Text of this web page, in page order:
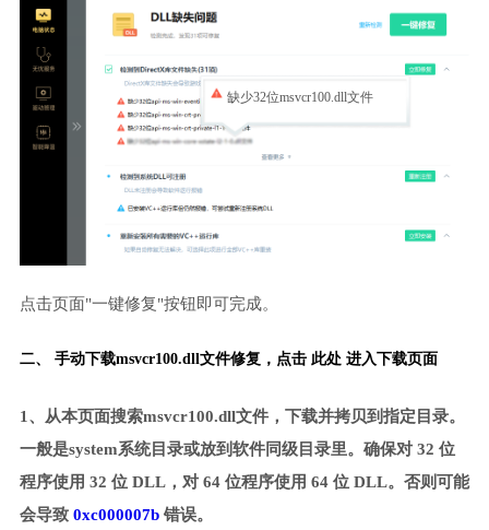
缺少32位msvcr100.dll文件
点击页面"一键修复"按钮即可完成。
二、 手动下载msvcr100.dll文件修复， 点击 此处 进入下载页面
1、从本页面搜索msvcr100.dll文件，下载并拷贝到指定目录。
一般是system系统目录或放到软件同级目录里。确保对 32 位
程序使用 32 位 DLL，对 64 位程序使用 64 位 DLL。否则可能
会导致 0xc000007b错误。